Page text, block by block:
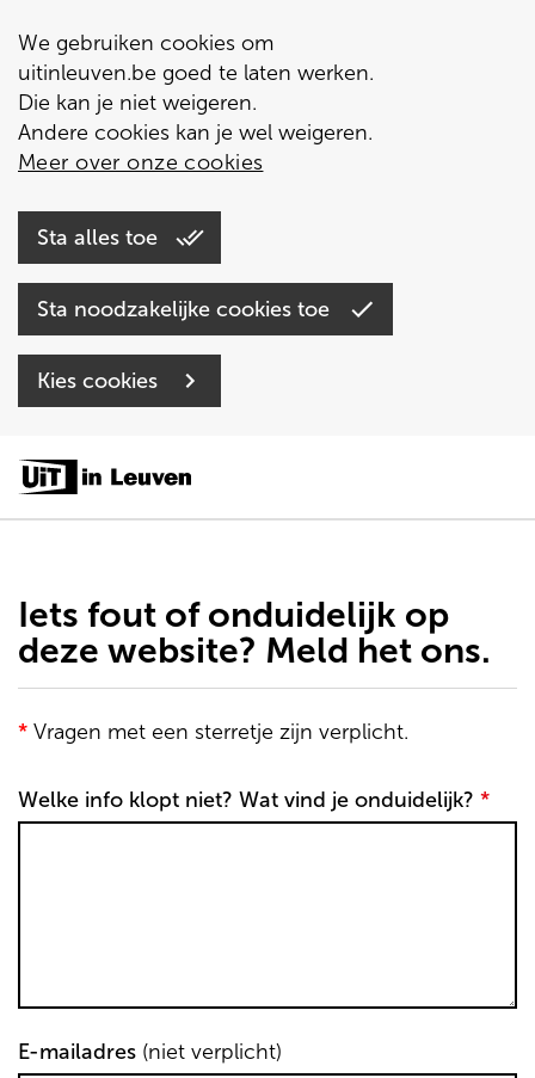
We gebruiken cookies om
uitinleuven.be goed te laten werken.
Die kan je niet weigeren.
Andere cookies kan je wel weigeren.
Meer over onze cookies
Sta alles toe
Sta noodzakelijke cookies toe
Kies cookies
en
gaan
Iets fout of onduidelijk op
deze website? Meld het ons.
* Vragen met een sterretje zijn verplicht.
Welke info klopt niet? Wat vind je onduidelijk? *
E-mailadres (niet verplicht)